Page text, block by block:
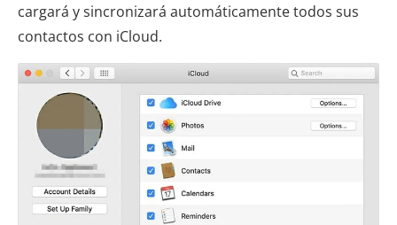
cargará y sincronizará automáticamente todos sus
contactos con iCloud.